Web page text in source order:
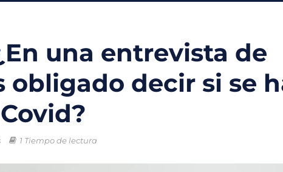
chileno que combinará tecnología y ciencia para proteger los
en México: la movilidad sostenible que gana terreno en las
enfrentan una crisis sin precedentes por el cambio climático
creadas para la protección del medio ambiente y frenar la
nuevas soluciones verdes mediante el programa StartC
una entrevista de
obligado decir si se
1 Tiempo de lectura